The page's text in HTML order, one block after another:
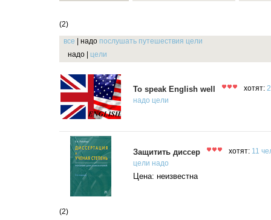
(2)
все надо послушать путешествия цели
надо
цели
To speak English well хотят:
надо цели
Защитить диссер хотят: 11
цели надо
Цена: неизвестна
(2)